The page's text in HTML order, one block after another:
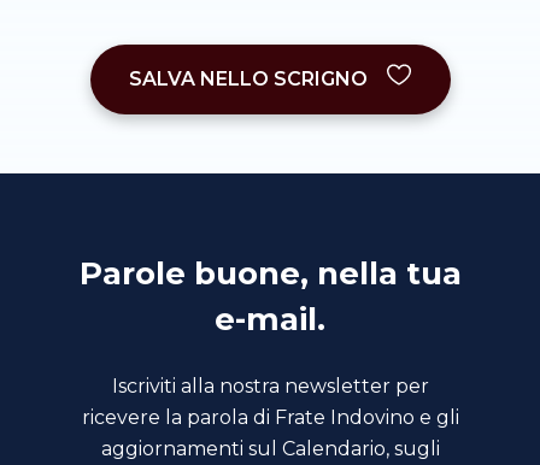
SALVA NELLO SCRIGNO
Parole buone, nella tua
e-mail.
Iscriviti alla nostra newsletter per
ricevere la parola di Frate Indovino e gli
aggiornamenti sul Calendario, sugli